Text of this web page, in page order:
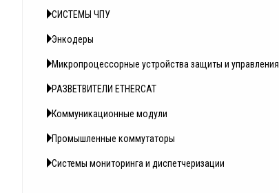
СИСТЕМЫ ЧПУ
Энкодеры
Микропроцессорные устройства защиты и управления
РАЗВЕТВИТЕЛИ ETHERCAT
Коммуникационные модули
Промышленные коммутаторы
Системы мониторинга и диспетчеризации